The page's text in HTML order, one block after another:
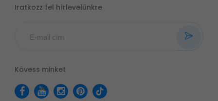
Iratkozz fel hírlevelünkre
Kövess minket